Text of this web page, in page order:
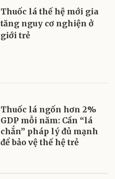
Thuốc lá thế hệ mới gia
tăng nguy cơ nghiện ở
giới trẻ
Thuốc lá ngốn hơn 2%
GDP mỗi năm: Cần “lá
chắn” pháp lý đủ mạnh
để bảo vệ thế hệ trẻ